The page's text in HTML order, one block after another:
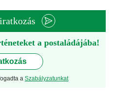
a postaládájába!
a Szabályzatunkat